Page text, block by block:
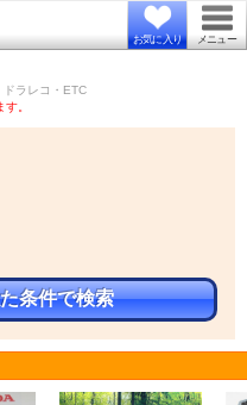
お気に入り メニュー
ラレコ・ETC
。
条件で検索